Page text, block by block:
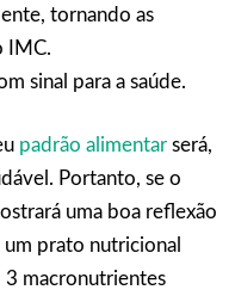
tornando as
IMC.
sinal para a saúde.
padrão alimentar será,
Portanto, se o
uma boa reflexão
prato nutricional
3 macronutrientes